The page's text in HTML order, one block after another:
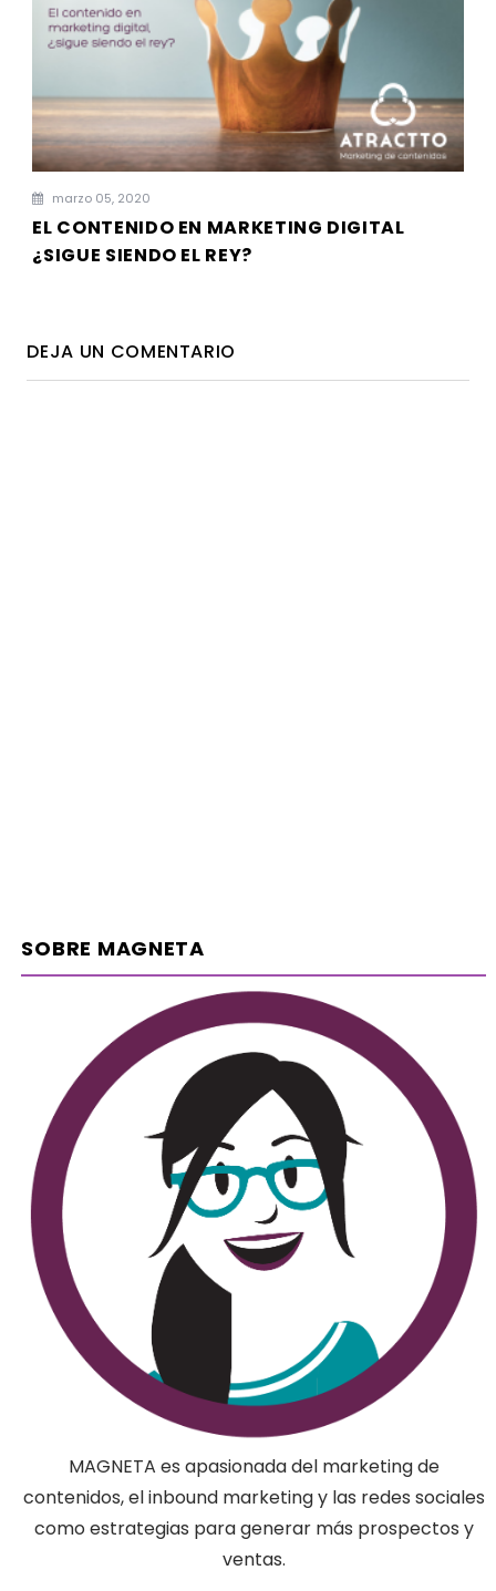
marzo 05, 2020
EL CONTENIDO EN MARKETING DIGITAL
¿SIGUE SIENDO EL REY?
DEJA UN COMENTARIO
SOBRE MAGNETA
MAGNETA es apasionada del marketing de
contenidos, el inbound marketing y las redes sociales
como estrategias para generar más prospectos y
ventas.